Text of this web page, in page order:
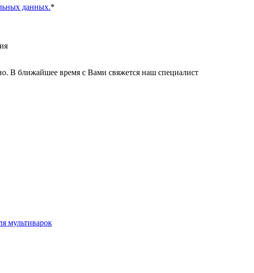
данных.*
В ближайшее время с Вами свяжется наш специалист
мультиварок